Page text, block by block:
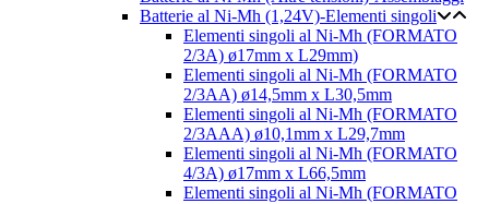
Batterie al Ni-Mh (1,24V)-Elementi singoli
Elementi singoli al Ni-Mh (FORMATO
2/3A) ø17mm x L29mm)
Elementi singoli al Ni-Mh (FORMATO
2/3AA) ø14,5mm x L30,5mm
Elementi singoli al Ni-Mh (FORMATO
2/3AAA) ø10,1mm x L29,7mm
Elementi singoli al Ni-Mh (FORMATO
4/3A) ø17mm x L66,5mm
Elementi singoli al Ni-Mh (FORMATO